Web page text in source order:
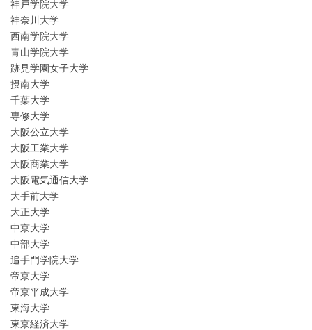
神戸学院大学
神奈川大学
西南学院大学
青山学院大学
跡見学園女子大学
摂南大学
千葉大学
専修大学
大阪公立大学
大阪工業大学
大阪商業大学
大阪電気通信大学
大手前大学
大正大学
中京大学
中部大学
追手門学院大学
帝京大学
帝京平成大学
東海大学
東京経済大学